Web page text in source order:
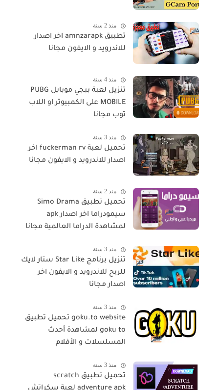
منذ 2 سنة
تطبيق amnzarapk اخر اصدار
للاندرويد و الايفون مجانا
منذ 4 سنة
تنزيل لعبة ببجي موبايل PUBG
MOBILE على الكمبيوتر او اللاب
توب مجانا
منذ 3 سنة
تحميل لعبة fuckerman rv اخر
اصدار للاندرويد و الايفون مجانا
منذ 2 سنة
تحميل تطبيق Simo Drama
سيمودراما اخر اصدار apk
لمشاهدة الدراما العالمية مجانا
منذ 3 سنة
تنزيل برنامج Star Like ستار لايك
للربح للاندرويد و الايفون اخر
اصدار مجانا
منذ 3 سنة
goku.to website تحميل تطبيق
goku to لمشاهدة أحدث
المسلسلات و الأفلام
منذ 3 سنة
تحميل تطبيق scratch